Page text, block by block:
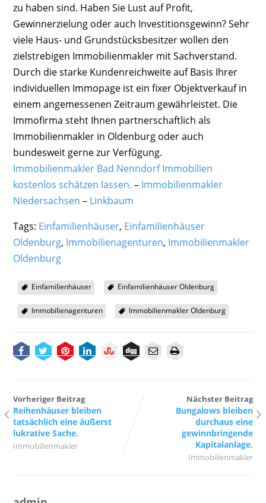
zu haben sind. Haben Sie Lust auf Profit,
Gewinnerzielung oder auch Investitionsgewinn? Sehr
viele Haus- und Grundstücksbesitzer wollen den
zielstrebigen Immobilienmakler mit Sachverstand.
Durch die starke Kundenreichweite auf Basis Ihrer
individuellen Immopage ist ein fixer Objektverkauf in
einem angemessenen Zeitraum gewährleistet. Die
Immofirma steht Ihnen partnerschaftlich als
Immobilienmakler in Oldenburg oder auch
bundesweit gerne zur Verfügung.
Immobilienmakler Bad Nenndorf Immobilien
kostenlos schätzen lassen. – Immobilienmakler
Niedersachsen – Linkbaum
Tags: Einfamilienhäuser, Einfamilienhäuser
Oldenburg, Immobilienagenturen, Immobilienmakler
Oldenburg
Einfamilienhäuser Einfamilienhäuser Oldenburg
Immobilienagenturen Immobilienmakler Oldenburg
Vorheriger Beitrag
Reihenhäuser bleiben
tatsächlich eine äußerst
lukrative Sache.
Immobilienmakler
Nächster Beitrag
Bungalows bleiben
durchaus eine
gewinnbringende
Kapitalanlage.
Immobilienmakler